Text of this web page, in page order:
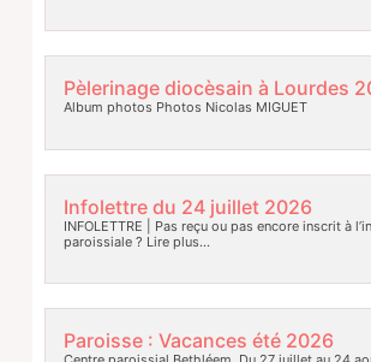
Pèlerinage diocèsain à Lourdes
Album photos Photos Nicolas MIGUET
Infolettre du 24 juillet 2026
INFOLETTRE | Pas reçu ou pas encore inscrit à
paroissiale ? Lire plus…
Paroisse : Vacances été 2026